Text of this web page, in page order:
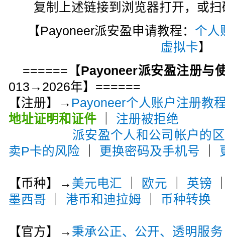
复制上述链接到浏览器打开，或
【Payoneer派安盈申请教程： 个人
虚拟卡】
======【Payoneer派安盈注册与
013→2026年】======
【注册】→ Payoneer个人账户注册教
地址证明和证件
注册被拒绝
派安盈个人和公司帐户的
卖P卡的风险
更换密码及手机号
【币种】→ 美元电汇 欧元 英镑
墨西哥
港币和迪拉姆 币种转换
【官方】→ 秉承公正、公开、透明服务